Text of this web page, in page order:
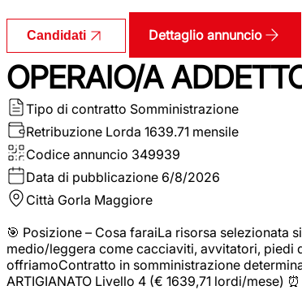
Candidati Dettaglio annuncio
OPERAIO/A
Tipo di contratto Somministrazione
Retribuzione Lorda 1639.71 mensile
Codice annuncio 349939
Data di pubblicazione 6/8/2026
Città Gorla Maggiore
🎯 Posizione – Cosa faraiLa risorsa
medio/leggera come cacciaviti, avvitatori, piedi
offriamoContratto in somministrazione
ARTIGIANATO Livello 4 (€ 1639,71 lordi/mese)